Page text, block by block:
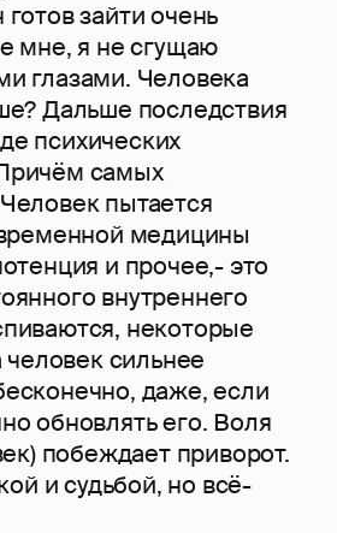
зайти очень
мне, я не сгущаю
глазами. Человека
Дальше последствия
психических
самых
пытается
медицины
и прочее,- это
внутреннего
некоторые
сильнее
даже, если
обновлять его. Воля
побеждает приворот.
и судьбой, но всё-